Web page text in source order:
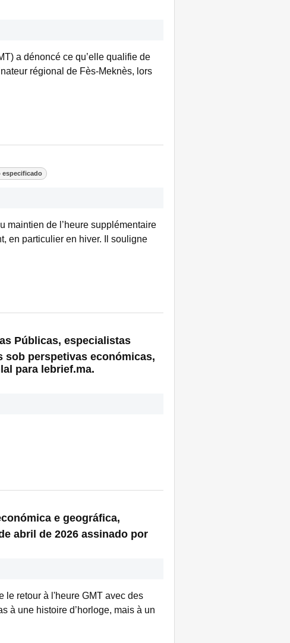
a dénoncé ce qu’elle qualifie de
régional de Fès-Meknès, lors
especificado
maintien de l’heure supplémentaire
en particulier en hiver. Il souligne
Públicas, especialistas
sob perspetivas económicas,
para lebrief.ma.
e geográfica,
abril de 2026 assinado por
le retour à l'heure GMT avec des
à une histoire d’horloge, mais à un